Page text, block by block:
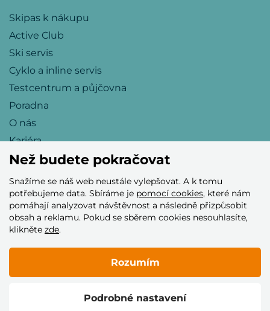
Skipas k nákupu
Active Club
Ski servis
Cyklo a inline servis
Testcentrum a půjčovna
Poradna
O nás
Kariéra
Přijímáme tyto platební karty
© 2005–2026 Helia Trade s.r.o.
Než budete pokračovat
Snažíme se náš web neustále vylepšovat. A k tomu
potřebujeme data. Sbíráme je pomocí cookies, které nám
pomáhají analyzovat návštěvnost a následně přizpůsobit
obsah a reklamu. Pokud se sběrem cookies nesouhlasíte,
klikněte zde.
Podrobné nastavení
Rozumím